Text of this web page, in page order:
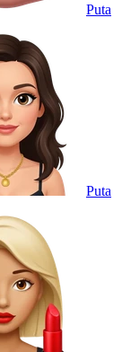
Puta
Puta